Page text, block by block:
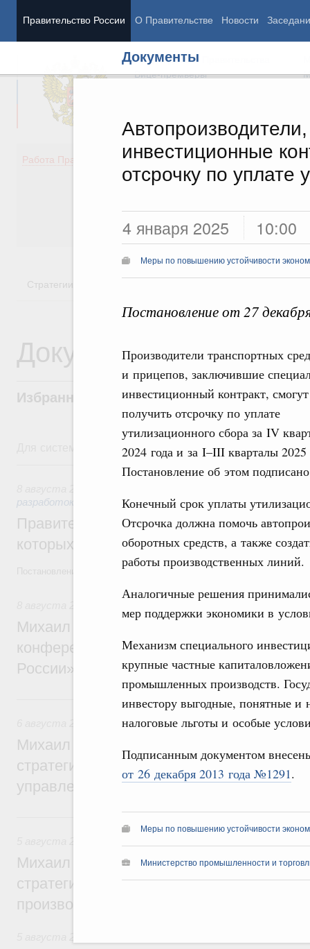
Правительство России О Правительстве Новости
Документы
инвестиционные
отсрочку по уплате
4 января 2025 10:00
Меры по повышению устойчивости
Постановление от 27
Производители транспортных
и прицепов, заключившие
инвестиционный контракт, смогут
получить отсрочку по уплате
утилизационного сбора за IV
2024 года и за I–III кварталы 2025
Постановление об этом
Конечный срок уплаты
Отсрочка должна помочь
оборотных средств, а также
работы производственных линий.
Аналогичные решения
мер поддержки экономики в
Механизм специального
крупные частные
промышленных производств.
инвестору выгодные, понятные и
налоговые льготы и особые
Подписанным документом
от 26 декабря 2013 года №1291.
Меры по повышению устойчивости
Министерство промышленности и
Председатель Правительства
Вице-премьеры
Работа Правительства
Демография
Здоровье
Образование
Государство
Стратегии
Документы
Избранные документы со справками к
Для системного поиска перейдите в раздел "Поиск по
8 августа, суббота
разработок
Правительство расширило перечень
которых освобождаются от НДФЛ
Постановление от 5 августа 2026 года №978
Михаил Мишустин дал поручения по
конференции «Цифровая индустрия
России»
6 августа, четверг
Технологическое развитие. Инновации
Михаил Мишустин дал поручения по
стратегической сессии о
управления научно-технологическим
5 августа, среда
Михаил Мишустин дал поручения по
стратегической сессии, посвящённой
производительности труда